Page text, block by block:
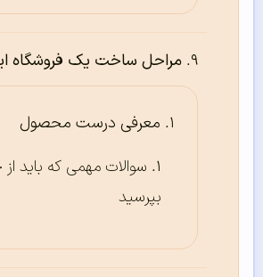
مراحل ساخت یک فروشگاه
معرفی درست محصول
سوالات مهمی که باید
بپرسید